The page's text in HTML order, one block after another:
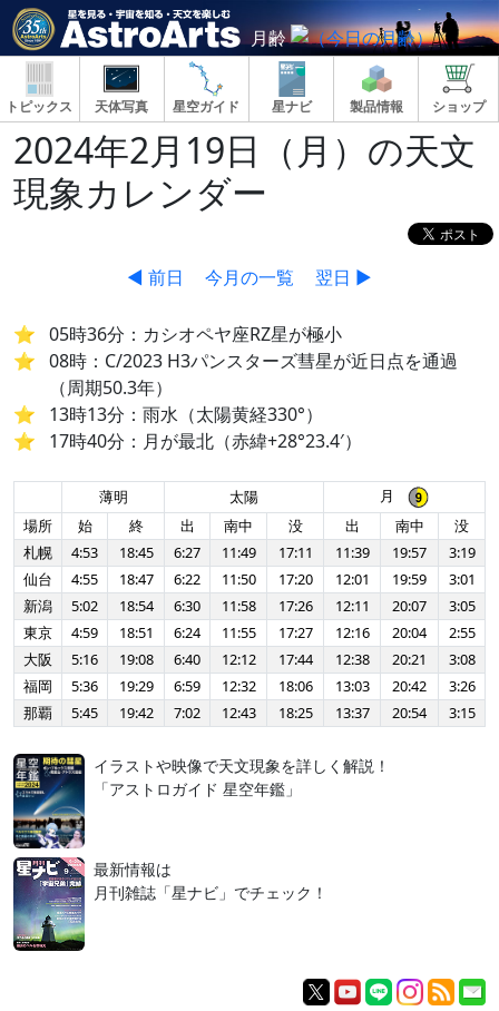
月齢
トピックス 天体写真 星空ガイド 星ナビ 製品情報 ショップ
2024年2月19日（月）の天文
現象カレンダー
◀ 前日 今月の一覧 翌日 ▶
05時36分：カシオペヤ座RZ星が極小
08時：C/2023 H3パンスターズ彗星が近日点を通過
（周期50.3年）
13時13分：雨水（太陽黄経330°）
17時40分：月が最北（赤緯+28°23.4′）
薄明 太陽
月
場所
始 終 出 南中 没 出 南中
没
札幌
4:53 18:45 6:27 11:49 17:11 11:39 19:57
3:19
仙台
4:55 18:47 6:22 11:50 17:20 12:01 19:59
3:01
新潟
5:02 18:54 6:30 11:58 17:26 12:11 20:07
3:05
東京
4:59 18:51 6:24 11:55 17:27 12:16 20:04
2:55
大阪
5:16 19:08 6:40 12:12 17:44 12:38 20:21
3:08
福岡
5:36 19:29 6:59 12:32 18:06 13:03 20:42
3:26
那覇
5:45 19:42 7:02 12:43 18:25 13:37 20:54 3:15
イラストや映像で天文現象を詳しく解説！
「アストロガイド 星空年鑑」
最新情報は
月刊雑誌「星ナビ」でチェック！